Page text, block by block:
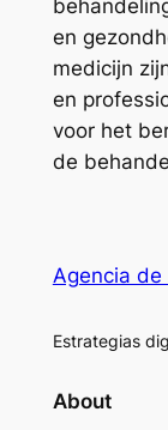
en
medicijn
en
voor het
de
Agencia de
Estrategias
About